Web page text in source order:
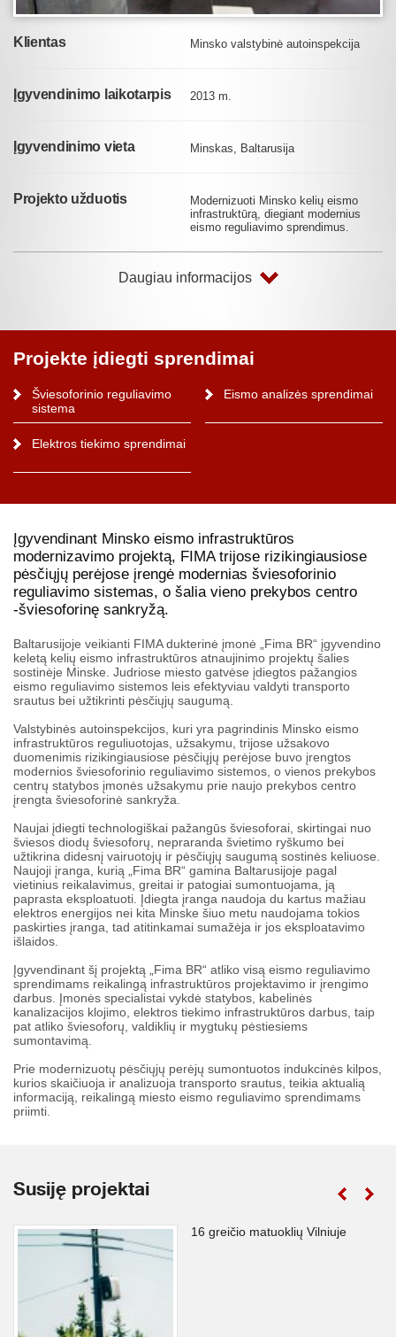
Klientas Minsko valstybinė autoinspekcija
Įgyvendinimo laikotarpis 2013 m.
Įgyvendinimo vieta Minskas, Baltarusija
Projekto užduotis
Modernizuoti Minsko kelių eismo
infrastruktūrą, diegiant modernius
eismo reguliavimo sprendimus.
Daugiau informacijos
Projekte įdiegti sprendimai
Šviesoforinio reguliavimo
sistema
Eismo analizės sprendimai
Elektros tiekimo sprendimai
Įgyvendinant Minsko eismo infrastruktūros
modernizavimo projektą, FIMA trijose rizikingiausiose
pėsčiųjų perėjose įrengė modernias šviesoforinio
reguliavimo sistemas, o šalia vieno prekybos centro
-šviesoforinę sankryžą.
Baltarusijoje veikianti FIMA dukterinė įmonė „Fima BR“ įgyvendino
keletą kelių eismo infrastruktūros atnaujinimo projektų šalies
sostinėje Minske. Judriose miesto gatvėse įdiegtos pažangios
eismo reguliavimo sistemos leis efektyviau valdyti transporto
srautus bei užtikrinti pėsčiųjų saugumą.
Valstybinės autoinspekcijos, kuri yra pagrindinis Minsko eismo
infrastruktūros reguliuotojas, užsakymu, trijose užsakovo
duomenimis rizikingiausiose pėsčiųjų perėjose buvo įrengtos
modernios šviesoforinio reguliavimo sistemos, o vienos prekybos
centrų statybos įmonės užsakymu prie naujo prekybos centro
įrengta šviesoforinė sankryža.
Naujai įdiegti technologiškai pažangūs šviesoforai, skirtingai nuo
šviesos diodų šviesoforų, nepraranda švietimo ryškumo bei
užtikrina didesnį vairuotojų ir pėsčiųjų saugumą sostinės keliuose.
Naujoji įranga, kurią „Fima BR“ gamina Baltarusijoje pagal
vietinius reikalavimus, greitai ir patogiai sumontuojama, ją
paprasta eksploatuoti. Įdiegta įranga naudoja du kartus mažiau
elektros energijos nei kita Minske šiuo metu naudojama tokios
paskirties įranga, tad atitinkamai sumažėja ir jos eksploatavimo
išlaidos.
Įgyvendinant šį projektą „Fima BR“ atliko visą eismo reguliavimo
sprendimams reikalingą infrastruktūros projektavimo ir įrengimo
darbus. Įmonės specialistai vykdė statybos, kabelinės
kanalizacijos klojimo, elektros tiekimo infrastruktūros darbus, taip
pat atliko šviesoforų, valdiklių ir mygtukų pėstiesiems
sumontavimą.
Prie modernizuotų pėsčiųjų perėjų sumontuotos indukcinės kilpos,
kurios skaičiuoja ir analizuoja transporto srautus, teikia aktualią
informaciją, reikalingą miesto eismo reguliavimo sprendimams
priimti.
Susiję projektai
16 greičio matuoklių Vilniuje